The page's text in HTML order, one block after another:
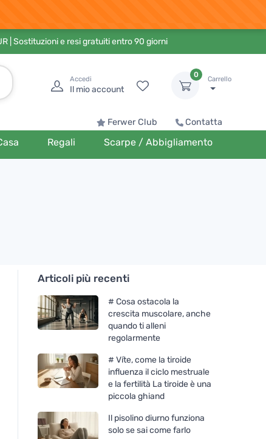
| Sostituzioni e resi gratuiti entro 90 giorni
Accedi
Il mio account
0
Carrello
Ferwer Club Contatta
Regali Scarpe / Abbigliamento
Articoli più recenti
# Cosa ostacola la
crescita muscolare, anche
quando ti alleni
regolarmente
# Víte, come la tiroide
influenza il ciclo mestruale
e la fertilità La tiroide è una
piccola ghiand
Il pisolino diurno funziona
solo se sai come farlo